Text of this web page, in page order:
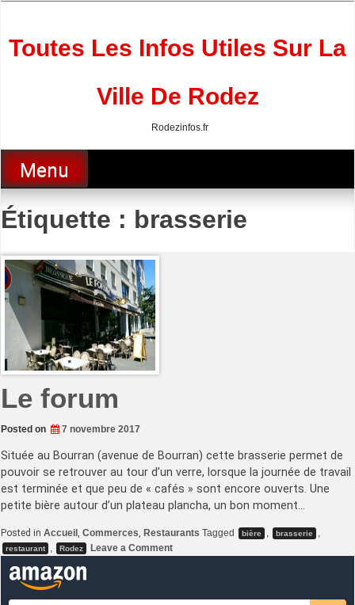
Toutes Les Infos Utiles Sur La
Ville De Rodez
Rodezinfos.fr
Menu
Étiquette : brasserie
Le forum
Posted on 7 novembre 2017
Située au Bourran (avenue de Bourran) cette brasserie permet de
pouvoir se retrouver au tour d’un verre, lorsque la journée de travail
est terminée et que peu de « cafés » sont encore ouverts. Une
petite bière autour d’un plateau plancha, un bon moment…
Posted in Accueil Commerces Restaurants Tagged bière brasserie
restaurant Rodez Leave a Commenton
Le